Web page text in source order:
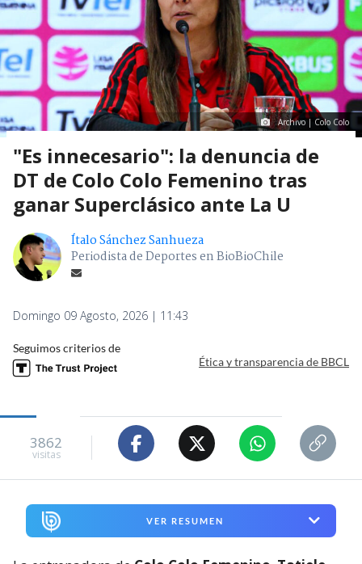
Archivo | Colo Colo
"Es innecesario": la denuncia de
DT de Colo Colo Femenino tras
ganar Superclásico ante La U
Ítalo Sánchez Sanhueza
Periodista de Deportes en BioBioChile
Domingo 09 Agosto, 2026 | 11:43
Seguimos criterios de
Ética y transparencia de BBCL
3862
visitas
VER RESUMEN